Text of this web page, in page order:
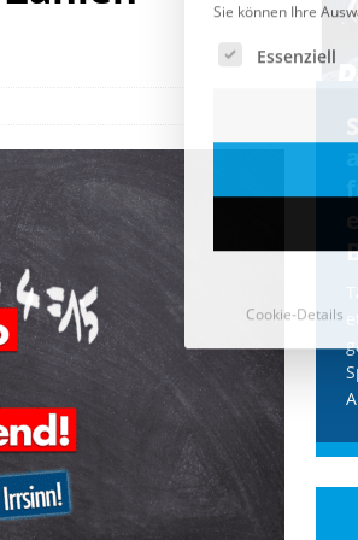
wieder Afghanen
Zeit für ein
und die CDU
die Wähler für dumm! Weil die
wegen der von Afghanen
Anschläge kippte, wurden die
vor der [...]